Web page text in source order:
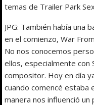
temas de Trailer Park
JPG: También había una
en el comienzo, War
No nos conocemos
ellos, especialmente con
compositor. Hoy en día
cuando comencé estaba
manera nos influenció